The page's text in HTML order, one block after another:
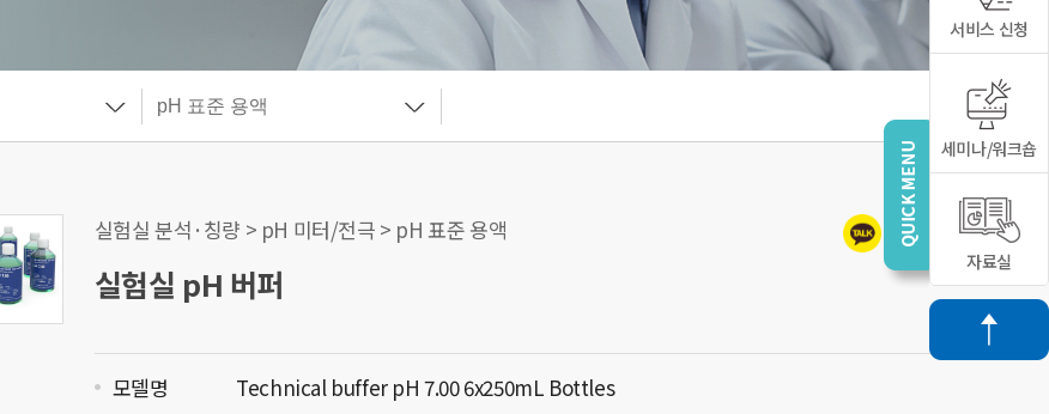
서비스 신청
세미나/워크숍
자료실
실험실 분석·칭량 > pH 미터/전극 > pH 표준 용액
실험실 pH 버퍼
모델명 Technical buffer pH 7.00 6x250mL Bottles